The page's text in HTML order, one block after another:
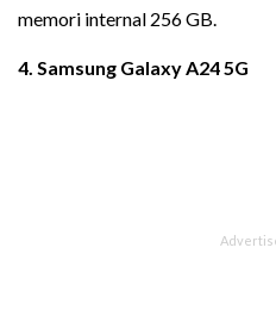
memori internal 256 GB.
4. Samsung Galaxy A24 5G